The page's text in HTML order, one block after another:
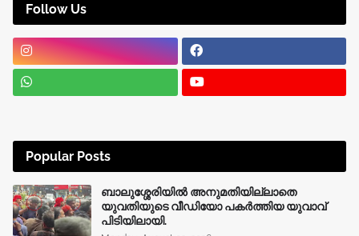
Follow Us
Popular Posts
ബാലുശ്ശേരിയിൽ അനുമതിയില്ലാതെ
യുവതിയുടെ വീഡിയോ പകർത്തിയ യുവാവ്
പിടിയിലായി.